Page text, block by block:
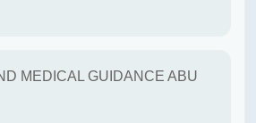
MEDICAL GUIDANCE ABU